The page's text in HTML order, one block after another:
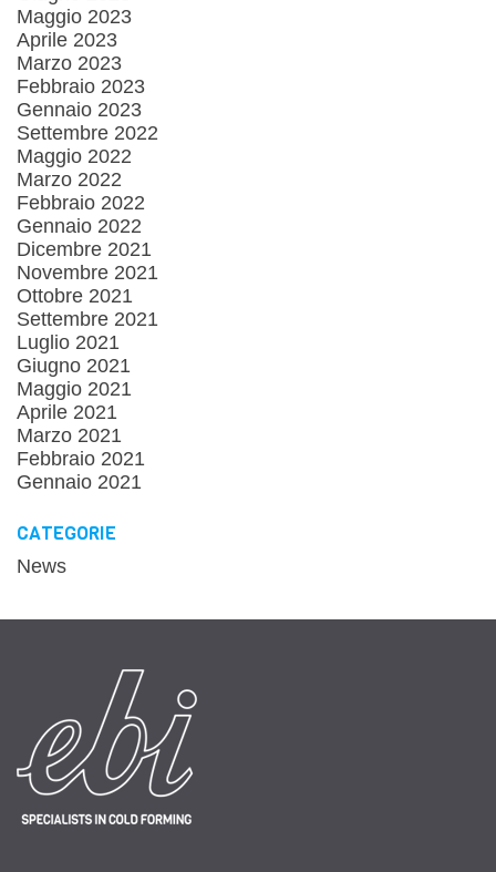
Maggio 2023
Aprile 2023
Marzo 2023
Febbraio 2023
Gennaio 2023
Settembre 2022
Maggio 2022
Marzo 2022
Febbraio 2022
Gennaio 2022
Dicembre 2021
Novembre 2021
Ottobre 2021
Settembre 2021
Luglio 2021
Giugno 2021
Maggio 2021
Aprile 2021
Marzo 2021
Febbraio 2021
Gennaio 2021
CATEGORIE
News